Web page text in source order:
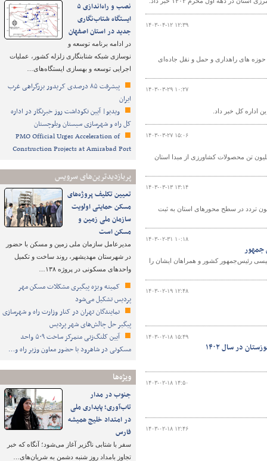
نصب و راه‌اندازی ۵
ایستگاه شتاب‌نگاری
جدید در استان اصفهان
در ادامه برنامه توسعه و
نوسازی شبکه شتابنگاری زلزله کشور، عملیات
اجرایی توسعه و بهسازی ایستگاه‌های…
پیشرفت ۸۵ درصدی کریدور بزرگراهی غرب
ایران
ویدیو| آیین نکوداشت روز خبرنگار در اداره
کل راه و شهرسازی سیستان وبلوچستان
PMO Official Urges Acceleration of
Construction Projects at Amirabad Port
پربازدیدترین‌های سرویس
تعیین تکلیف پروژه‌های
مسکن حمایتی اولویت
سازمان ملی زمین و
مسکن است
مدیرعامل سازمان ملی زمین و مسکن با حضور
در شهرستان مهدیشهر، روند ساخت و تکمیل
واحدهای مسکونی در پروژه ۱۳۸…
کمیته ویژه پیگیری مشکلات مسکن مهر
پردیس تشکیل می‌شود
نمایندگان تهران در کنار وزارت راه و شهرسازی
پیگیر حل چالش‌های شهر پردیس
آیین کلنگ‌زنی متمرکز ساخت ۵۰۹ واحد
مسکونی در شاهرود با حضور معاون وزیر راه و…
ویژه‌ها
جنوب در مدار
تاب‌آوری؛ پایداری ملی
در امتداد خلیج همیشه
فارس
سفر با شتابی ناگزیر آغاز می‌شود؛ آنگاه که خبر
تجاوز بامداد روز شنبه دشمن به شریان‌های…
۱۴۰۳-۰۴-۱۲ ۱۲:۳۹
های راهداری و حمل و نقل جاده‌ای
۱۴۰۳-۰۳-۲۹ ۱۰:۲۷
۱۴۰۳-۰۳-۲۷ ۱۵:۰۶
و حمل و نقل جاده‌ای خوزستان گفت: از ابتدای سال جاری تاکنون ۳.۷ میلیون تن محصولات کشاورزی از مبدا استان
۱۴۰۳-۰۳-۱۳ ۱۳:۱۴
و حمل و نقل جاده‌ای خوزستان گفت: طی دو ماه گذشته بیش از ۵۲ میلیون تردد در سطح محورهای استان به ثبت
۱۴۰۳-۰۲-۳۱ ۱۰:۱۸
جمهور
رئیس‌جمهور کشور و همراهان ایشان را
۱۴۰۳-۰۲-۱۹ ۱۲:۴۸
۱۴۰۳-۰۲-۱۸ ۱۵:۴۹
در سال ۱۴۰۲
۱۴۰۳-۰۲-۱۸ ۱۴:۵۰
۱۴۰۳-۰۲-۱۸ ۱۲:۴۶